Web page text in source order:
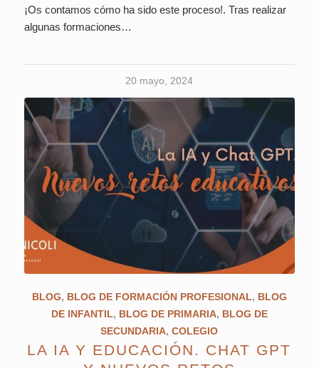
¡Os contamos cómo ha sido este proceso!. Tras realizar
algunas formaciones…
20 mayo, 2024
BLOG, BLOG DE FORMACIÓN PROFESIONAL, BLOG
DE INFANTIL, BLOG DE PRIMARIA, BLOG DE
SECUNDARIA,COLEGIO
LA IA Y EDUCACIÓN. CHAT GPT